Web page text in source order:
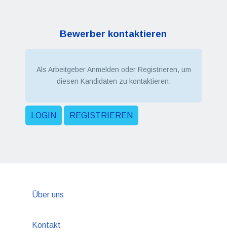
Bewerber kontaktieren
Als Arbeitgeber Anmelden oder Registrieren, um
diesen Kandidaten zu kontaktieren.
LOGIN REGISTRIEREN
Über uns
Kontakt